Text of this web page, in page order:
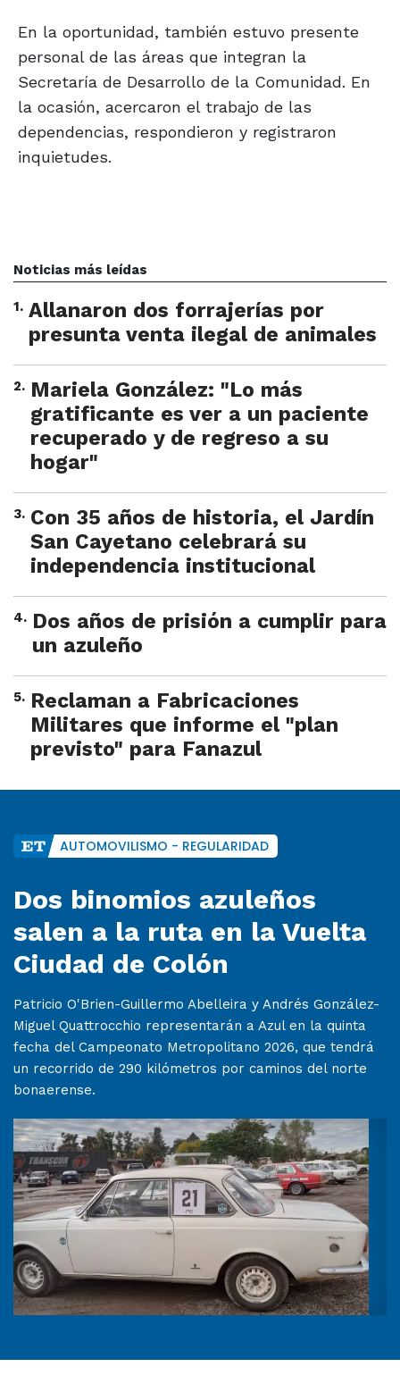
En la oportunidad, también estuvo presente
personal de las áreas que integran la
Secretaría de Desarrollo de la Comunidad. En
la ocasión, acercaron el trabajo de las
dependencias, respondieron y registraron
inquietudes.
Noticias más leídas
1. Allanaron dos forrajerías por
presunta venta ilegal de animales
2. Mariela González: "Lo más
gratificante es ver a un paciente
recuperado y de regreso a su
hogar"
3. Con 35 años de historia, el Jardín
San Cayetano celebrará su
independencia institucional
4. Dos años de prisión a cumplir para
un azuleño
5. Reclaman a Fabricaciones
Militares que informe el "plan
previsto" para Fanazul
AUTOMOVILISMO - REGULARIDAD
Dos binomios azuleños
salen a la ruta en la Vuelta
Ciudad de Colón
Patricio O'Brien-Guillermo Abelleira y Andrés González-
Miguel Quattrocchio representarán a Azul en la quinta
fecha del Campeonato Metropolitano 2026, que tendrá
un recorrido de 290 kilómetros por caminos del norte
bonaerense.